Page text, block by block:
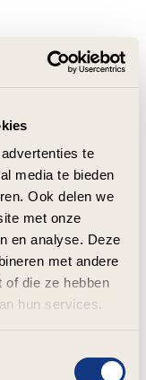
te
media te bieden
Ook delen we
met onze
en analyse. Deze
met andere
of die ze hebben
hun services.